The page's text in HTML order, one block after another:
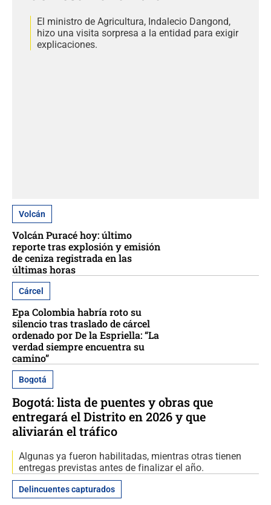
El ministro de Agricultura, Indalecio Dangond,
hizo una visita sorpresa a la entidad para exigir
explicaciones.
Volcán
Volcán Puracé hoy: último
reporte tras explosión y emisión
de ceniza registrada en las
últimas horas
Cárcel
Epa Colombia habría roto su
silencio tras traslado de cárcel
ordenado por De la Espriella: “La
verdad siempre encuentra su
camino”
Bogotá
Bogotá: lista de puentes y obras que
entregará el Distrito en 2026 y que
aliviarán el tráfico
Algunas ya fueron habilitadas, mientras otras tienen
entregas previstas antes de finalizar el año.
Delincuentes capturados